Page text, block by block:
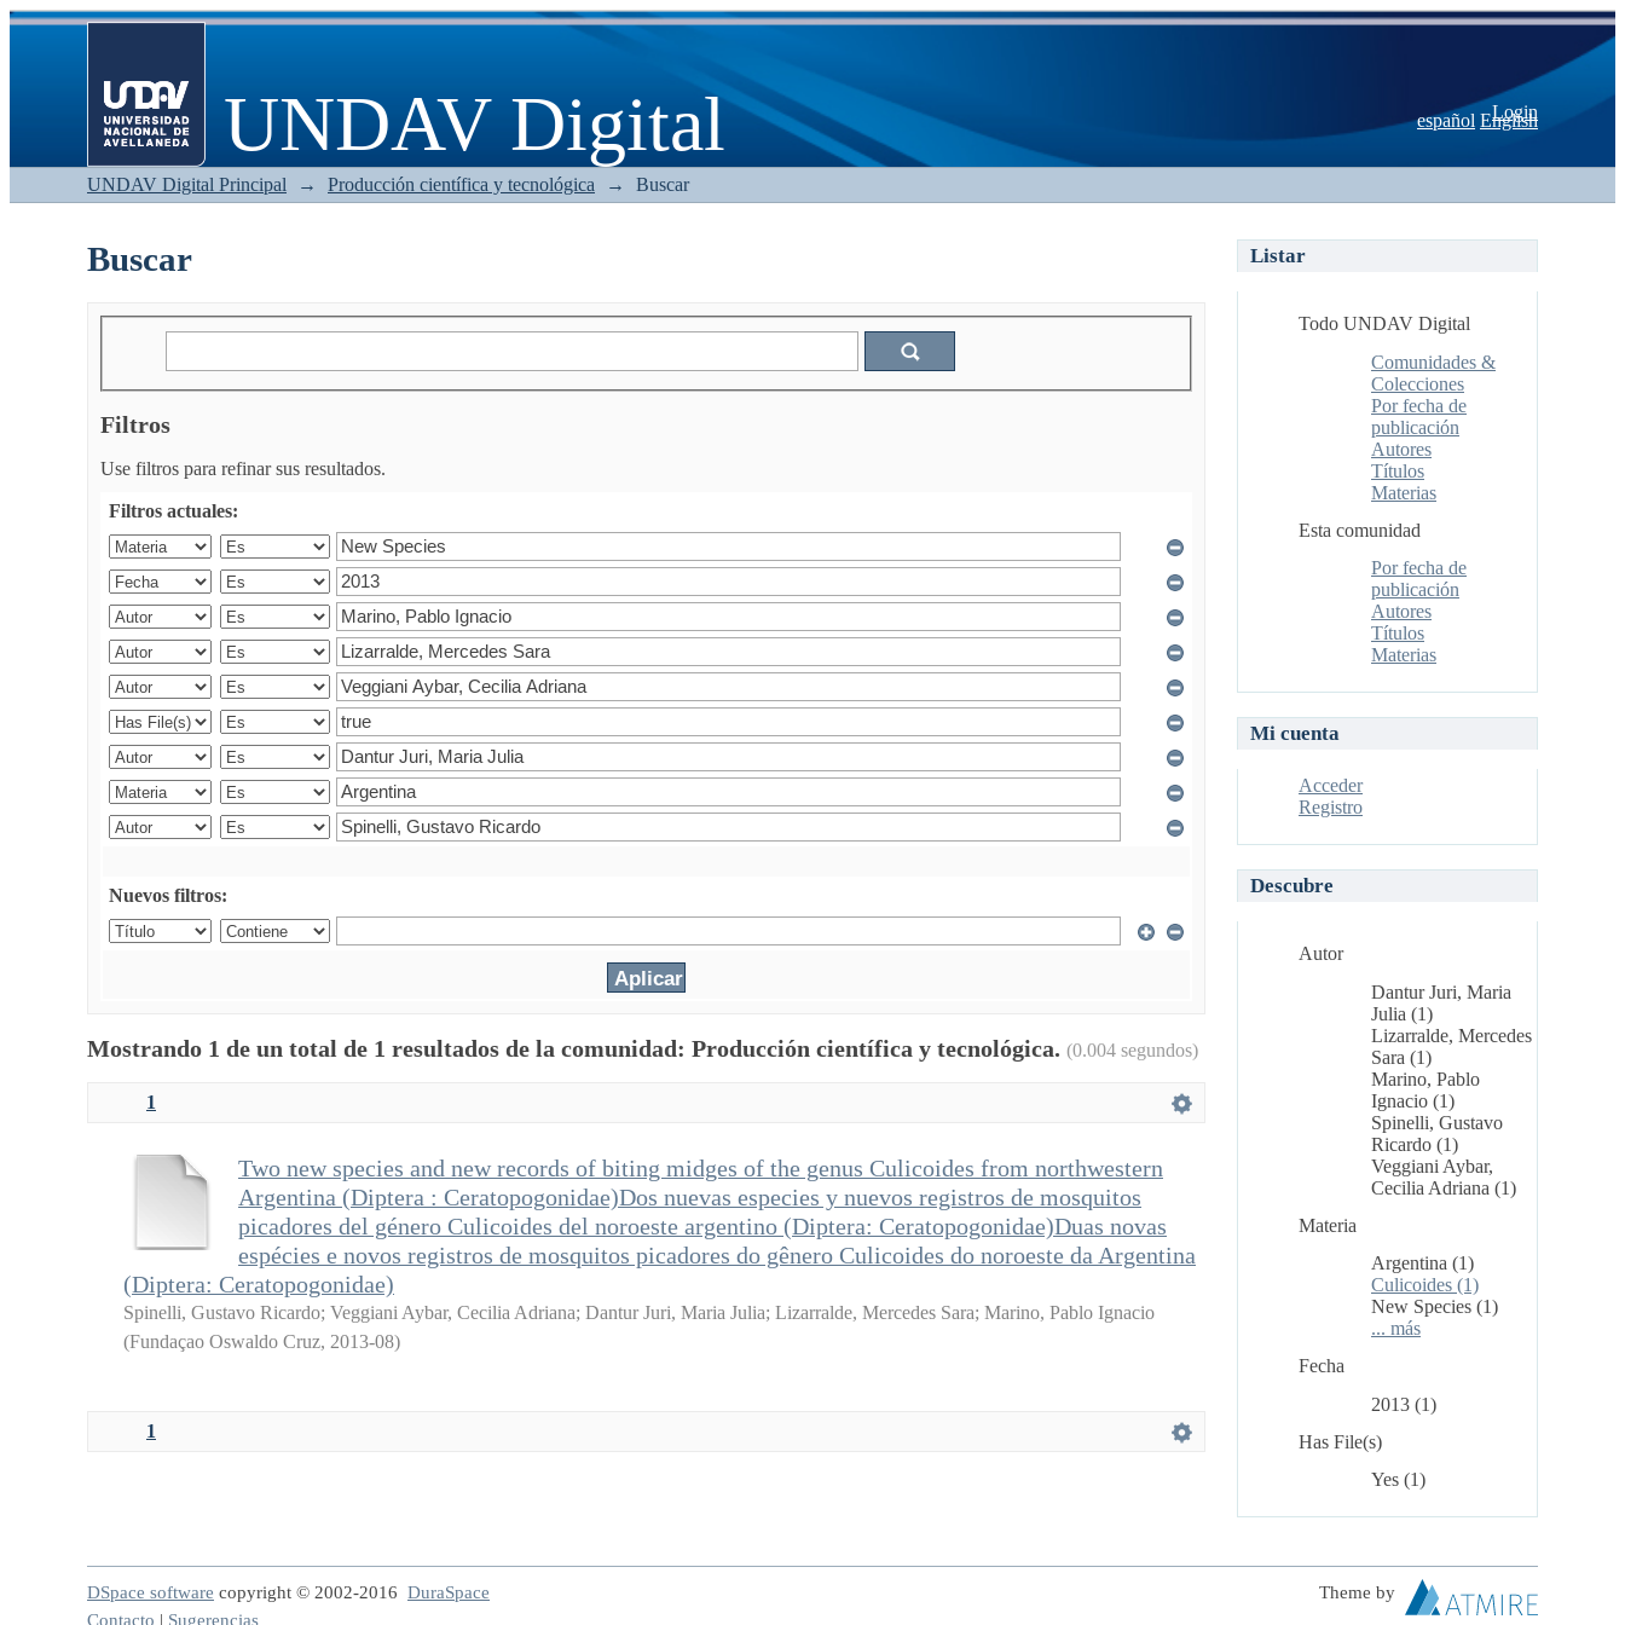
UNDAV Digital Login
español English
UNDAV Digital Principal → Producción científica y tecnológica → Buscar
Buscar
Filtros
Use filtros para refinar sus resultados.
Filtros actuales:
Nuevos filtros:
Mostrando 1 de un total de 1 resultados de la comunidad: Producción científica y tecnológica. (0.004 segundos)
1
Two new species and new records of biting midges of the genus Culicoides from northwestern
Argentina (Diptera : Ceratopogonidae)Dos nuevas especies y nuevos registros de mosquitos
picadores del género Culicoides del noroeste argentino (Diptera: Ceratopogonidae)Duas novas
espécies e novos registros de mosquitos picadores do gênero Culicoides do noroeste da Argentina
(Diptera: Ceratopogonidae)
Spinelli, Gustavo Ricardo; Veggiani Aybar, Cecilia Adriana; Dantur Juri, Maria Julia; Lizarralde, Mercedes Sara; Marino, Pablo Ignacio
(Fundaçao Oswaldo Cruz, 2013-08)
1
Listar
Todo UNDAV Digital
Comunidades &
Colecciones
Por fecha de
publicación
Autores
Títulos
Materias
Esta comunidad
Por fecha de
publicación
Autores
Títulos
Materias
Mi cuenta
Acceder
Registro
Descubre
Autor
Dantur Juri, Maria
Julia (1)
Lizarralde, Mercedes
Sara (1)
Marino, Pablo
Ignacio (1)
Spinelli, Gustavo
Ricardo (1)
Veggiani Aybar,
Cecilia Adriana (1)
Materia
Argentina (1)
Culicoides (1)
New Species (1)
... más
Fecha
2013 (1)
Has File(s)
Yes (1)
DSpace software copyright © 2002-2016 DuraSpace
Theme by
Contacto | Sugerencias